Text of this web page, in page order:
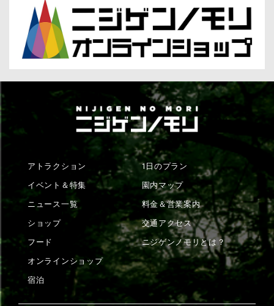
アトラクション
イベント＆特集
ニュース一覧
ショップ
フード
オンラインショップ
宿泊
1日のプラン
園内マップ
料金＆営業案内
交通アクセス
ニジゲンノモリとは？